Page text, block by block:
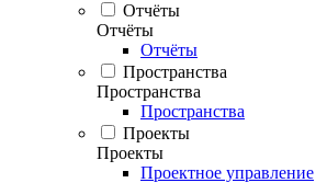
Отчёты
Отчёты
Отчёты
Пространства
Пространства
Пространства
Проекты
Проекты
Проектное управление